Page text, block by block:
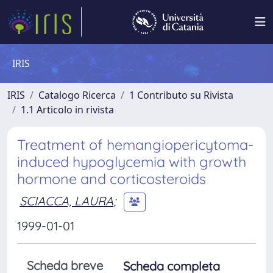
IRIS
IRIS Catalogo Ricerca
1 Contributo su Rivista
1.1 Articolo in rivista
Treatment of hemangiopericytoma-
induced hypoglycemia with growth
hormone and corticosteroids
SCIACCA, LAURA;
1999-01-01
Scheda breve
Scheda completa